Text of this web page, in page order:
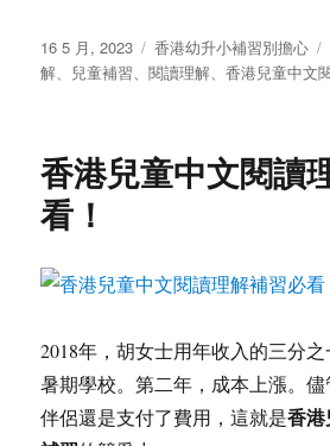
发
布
16 5 月, 2023
分
类
香港幼升小補習別擔心
解、 兒童補習、閱讀理解、香港兒童中文
香港兒童中文閱讀
看！
2018年，胡女士用年收入的三分
暑期學校。第二年，成本上漲。
伴侶還是支付了費用，這就是香